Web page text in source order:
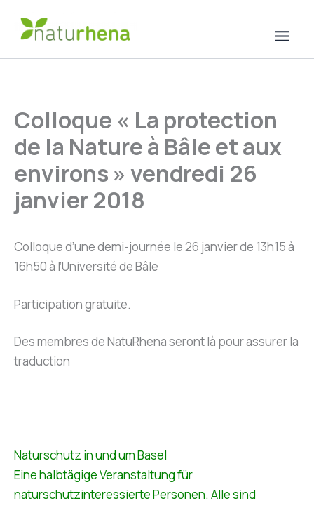
Colloque « La protection
de la Nature à Bâle et aux
environs » vendredi 26
janvier 2018
Colloque d’une demi-journée le 26 janvier de 13h15 à
16h50 à l’Université de Bâle
Participation gratuite.
Des membres de NatuRhena seront là pour assurer la
traduction
Naturschutz in und um Basel
Eine halbtägige Veranstaltung für
naturschutzinteressierte Personen. Alle sind